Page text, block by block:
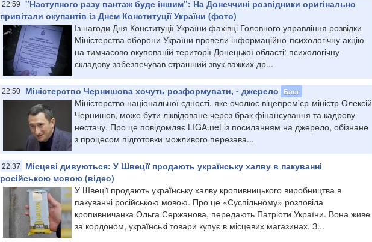
22:59
"Наступного разу вантаж буде іншим": На Донеччині розвідники оригінально
привітали окупантів із Днем Конституції України (фото)
Із нагоди Дня Конституції України фахівці Головного управління розвідки
Міністерства оборони України провели інформаційно-психологічну акцію
на тимчасово окупованій території Донецької області: психологічну
складову забезпечував страшний звук важких др...
22:50 Міністерство Чернишова хочуть розформувати, - джерело Блог
Міністерство національної єдності, яке очолює віцепрем'єр-міністр Олексій
Чернишов, може бути ліквідоване через брак фінансування та кадрову
нестачу. Про це повідомляє LIGA.net із посиланням на джерело, обізнане
з процесом підготовки можливого перезава...
22:37
Місцеві дивуються: У Швеції продають українську халву в пакуванні
російською мовою (відео)
У Швеції продають українську халву кропивницького виробництва в
пакуванні російською мовою. Про це «Суспільному» розповіла
кропивничанка Ольга Сержанова, передають Патріоти України. Вона живе
за кордоном, українські товари купує в місцевих магазинах. З...